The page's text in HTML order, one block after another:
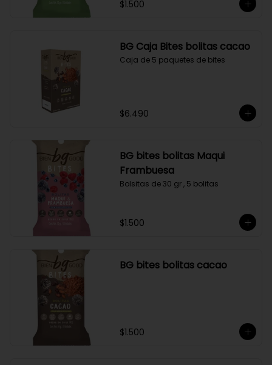
$1.500
BG Caja Bites bolitas cacao
Caja de 5 paquetes de bites
$6.490
BG bites bolitas Maqui
Frambuesa
Bolsitas de 30 gr , 5 bolitas
$1.500
BG bites bolitas cacao
$1.500